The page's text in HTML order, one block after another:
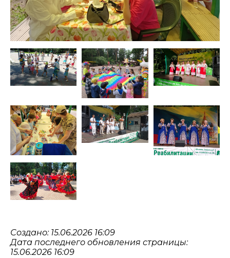
Создано: 15.06.2026 16:09
Дата последнего обновления страницы:
15.06.2026 16:09